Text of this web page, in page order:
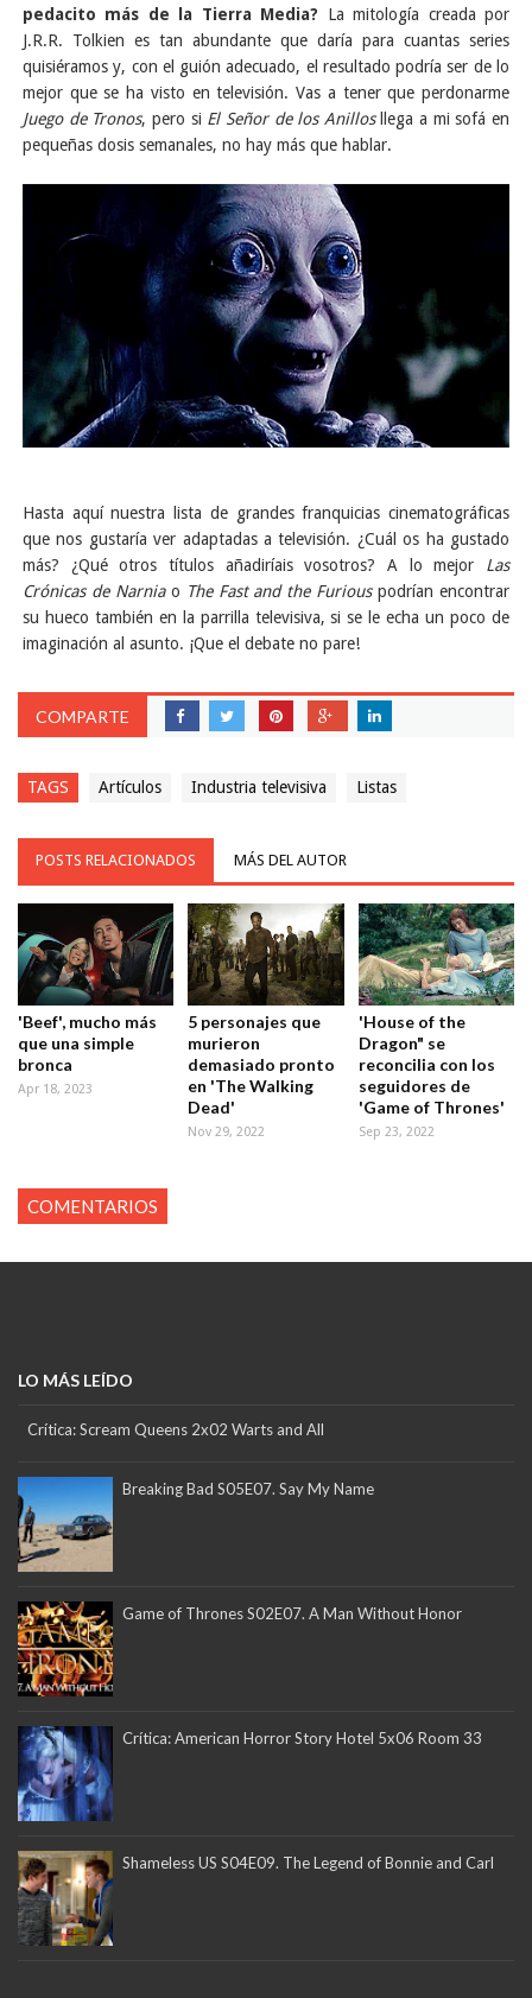
pedacito más de la Tierra Media? La mitología creada por
J.R.R. Tolkien es tan abundante que daría para cuantas series
quisiéramos y, con el guión adecuado, el resultado podría ser de lo
mejor que se ha visto en televisión. Vas a tener que perdonarme
Juego de Tronos, pero si El Señor de los Anillosllega a mi sofá en
pequeñas dosis semanales, no hay más que hablar.
Hasta aquí nuestra lista de grandes franquicias cinematográficas
que nos gustaría ver adaptadas a televisión. ¿Cuál os ha gustado
más? ¿Qué otros títulos añadiríais vosotros? A lo mejor Las
Crónicas de Narniao The Fast and the Furiouspodrían encontrar
su hueco también en la parrilla televisiva, si se le echa un poco de
imaginación al asunto. ¡Que el debate no pare!
COMPARTE
TAGS Artículos Industria televisiva Listas
POSTS RELACIONADOS MÁS DEL AUTOR
'Beef', mucho más
que una simple
bronca
Apr 18, 2023
5 personajes que
murieron
demasiado pronto
en 'The Walking
Dead'
Nov 29, 2022
'House of the
Dragon" se
reconcilia con los
seguidores de
'Game of Thrones'
Sep 23, 2022
COMENTARIOS
LO MÁS LEÍDO
Crítica: Scream Queens 2x02 Warts and All
Breaking Bad S05E07. Say My Name
Game of Thrones S02E07. A Man Without Honor
Crítica: American Horror Story Hotel 5x06 Room 33
Shameless US S04E09. The Legend of Bonnie and Carl